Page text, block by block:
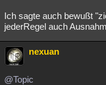
Ich sagte auch bewußt
jederRegel auch
nexuan
@Topic